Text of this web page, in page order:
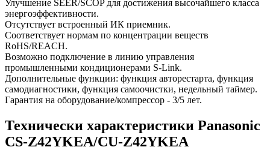
Улучшение SEER/SCOP для достижения высочайшего класса
энергоэффективности.
Отсутствует встроенный ИК приемник.
Соответствует нормам по концентрации веществ
RoHS/REACH.
Возможно подключение в линию управления
промышленными кондиционерами S-Link.
Дополнительные функции: функция авторестарта, функция
самодиагностики, функция самоочистки, недельный таймер.
Гарантия на оборудование/компрессор - 3/5 лет.
Технически характеристики Panasonic
CS-Z42YKEA/CU-Z42YKEA